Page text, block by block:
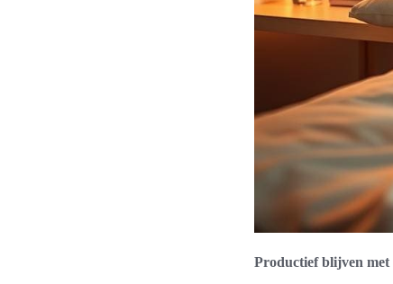
Productief blijven met